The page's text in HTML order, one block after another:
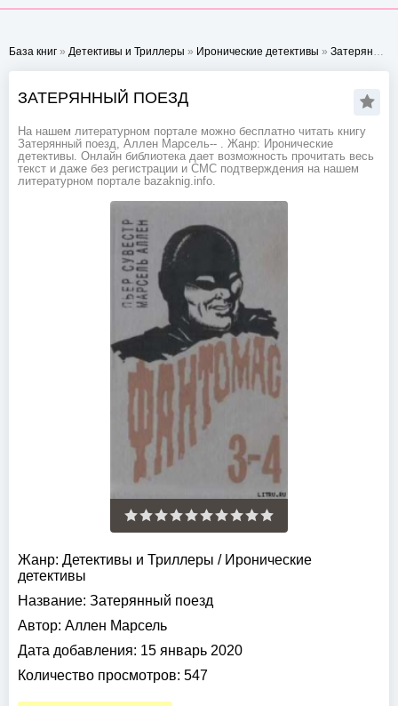
База книг » Детективы и Триллеры » Иронические детективы » Затерянный поезд
ЗАТЕРЯННЫЙ ПОЕЗД
На нашем литературном портале можно бесплатно читать книгу
Затерянный поезд, Аллен Марсель-- . Жанр: Иронические
детективы. Онлайн библиотека дает возможность прочитать весь
текст и даже без регистрации и СМС подтверждения на нашем
литературном портале bazaknig.info.
Жанр: Детективы и Триллеры / Иронические
детективы
Название: Затерянный поезд
Автор: Аллен Марсель
Дата добавления: 15 январь 2020
Количество просмотров: 547